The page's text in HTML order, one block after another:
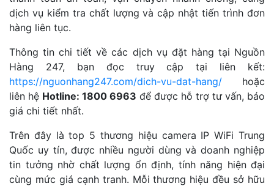
dịch vụ kiểm tra chất lượng và cập nhật tiến trình đơn
hàng liên tục.
Thông tin chi tiết về các dịch vụ đặt hàng tại Nguồn
Hàng 247, bạn đọc truy cập tại liên kết:
https://nguonhang247.com/dich-vu-dat-hang/ hoặc
liên hệ Hotline: 1800 6963 để được hỗ trợ tư vấn, báo
giá chi tiết nhất.
Trên đây là top 5 thương hiệu camera IP WiFi Trung
Quốc uy tín, được nhiều người dùng và doanh nghiệp
tin tưởng nhờ chất lượng ổn định, tính năng hiện đại
cùng mức giá cạnh tranh. Mỗi thương hiệu đều sở hữu